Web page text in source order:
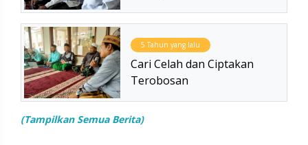
5 Tahun yang lalu
Cari Celah dan Ciptakan
Terobosan
(Tampilkan Semua Berita)